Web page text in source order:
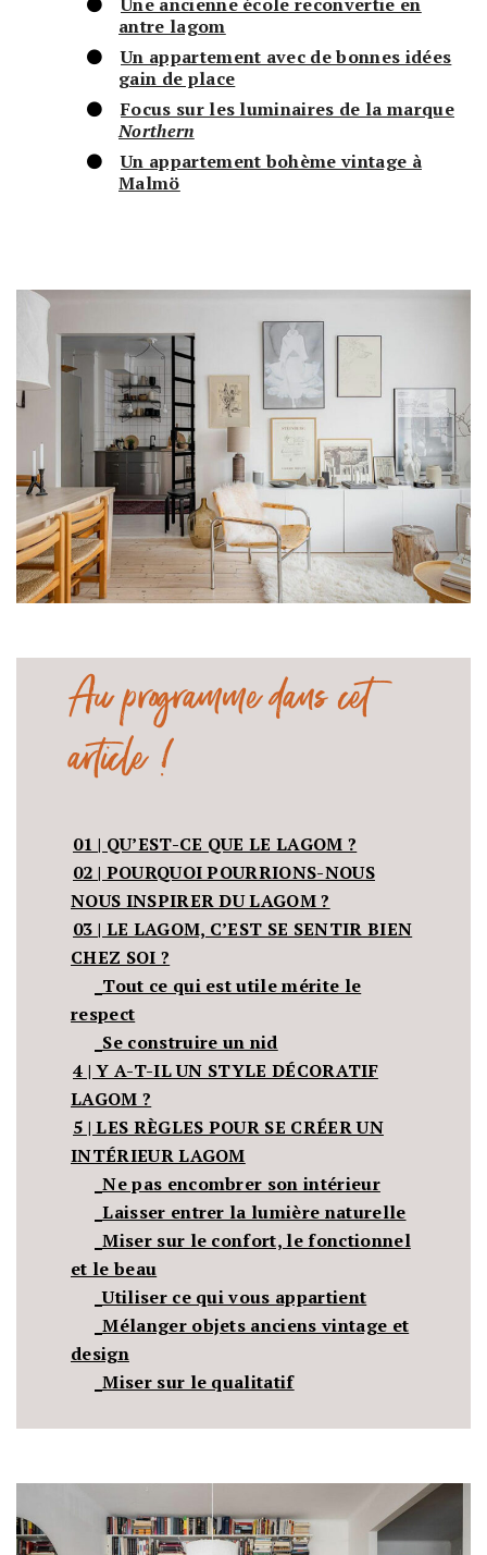
antre lagom
Un appartement avec de bonnes idées
gain de place
Focus sur les luminaires de la marque
Northern
Un appartement bohème vintage à
Malmö
Au programme dans cet
article !
01 | QU’EST-CE QUE LE LAGOM ?
02 | POURQUOI POURRIONS-NOUS
NOUS INSPIRER DU LAGOM ?
03 | LE LAGOM, C’EST SE SENTIR BIEN
CHEZ SOI ?
_Tout ce qui est utile mérite le
respect
_Se construire un nid
4 | Y A-T-IL UN STYLE DÉCORATIF
LAGOM ?
5 | LES RÈGLES POUR SE CRÉER UN
INTÉRIEUR LAGOM
_Ne pas encombrer son intérieur
_Laisser entrer la lumière naturelle
_Miser sur le confort, le fonctionnel
et le beau
_Utiliser ce qui vous appartient
_Mélanger objets anciens vintage et
design
_Miser sur le qualitatif